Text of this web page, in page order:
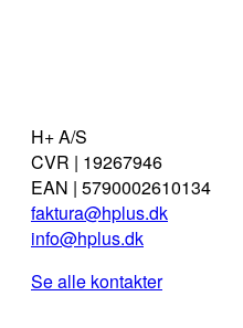
H+ A/S
CVR | 19267946
EAN | 5790002610134
faktura@hplus.dk
info@hplus.dk
Se alle kontakter